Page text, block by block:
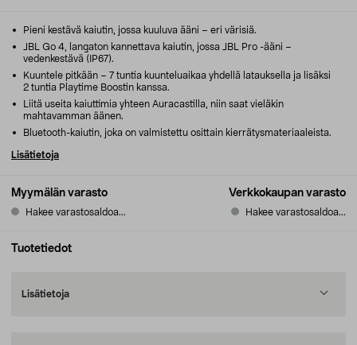
Myymälän varasto
Hakee varastosaldoa...
Verkkokaupan varasto
Hakee varastosaldoa...
Pieni kestävä kaiutin, jossa kuuluva ääni – eri värisiä.
JBL Go 4, langaton kannettava kaiutin, jossa JBL Pro -ääni –
vedenkestävä (IP67).
Kuuntele pitkään – 7 tuntia kuunteluaikaa yhdellä latauksella ja lisäksi
2 tuntia Playtime Boostin kanssa.
Liitä useita kaiuttimia yhteen Auracastilla, niin saat vieläkin
mahtavamman äänen.
Bluetooth-kaiutin, joka on valmistettu osittain kierrätysmateriaaleista.
Lisätietoja
Tuotetiedot
Lisätietoja